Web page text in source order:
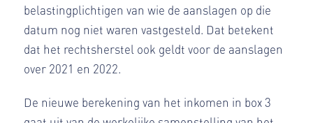
belastingplichtigen van wie de aanslagen op die
datum nog niet waren vastgesteld. Dat betekent
dat het rechtsherstel ook geldt voor de aanslagen
over 2021 en 2022.
De nieuwe berekening van het inkomen in box 3